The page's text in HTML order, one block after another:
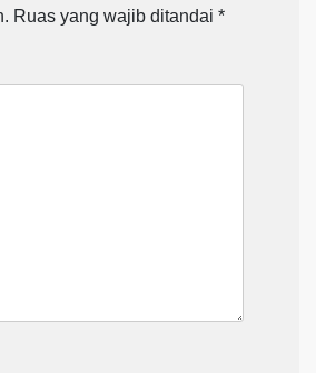
Ruas yang wajib ditandai *